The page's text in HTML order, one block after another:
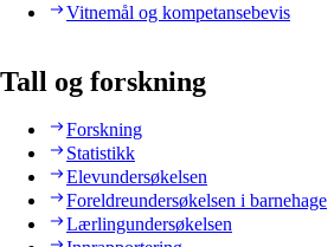
Vitnemål og kompetansebevis
Tall og forskning
Forskning
Statistikk
Elevundersøkelsen
Foreldreundersøkelsen i barnehage
Lærlingundersøkelsen